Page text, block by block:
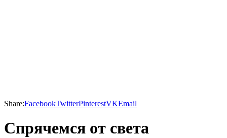
Share:FacebookTwitterPinterestVKEmail
Спрячемся от света